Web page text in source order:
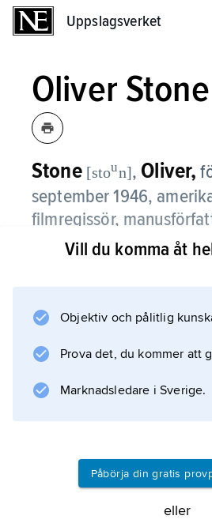
Uppslagsverket
Oliver Stone
Stone [stoun], Oliver,
september 1946,
filmregissör,
producent.
”Midnight Express”, 1978)
Oscarsbelönade
Plutonen
Vill du komma åt
Objektiv och pålitlig
Prova det, du kommer att
Marknadsledare i Sverige.
Påbörja din gratis
eller